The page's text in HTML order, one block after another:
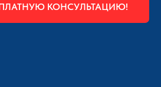
КОНСУЛЬТАЦИЮ!